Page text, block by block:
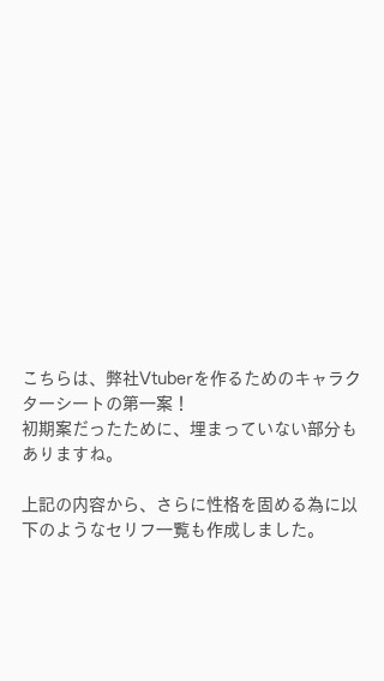
こちらは、弊社Vtuberを作るためのキャラク
ターシートの第一案！
初期案だったために、埋まっていない部分も
ありますね。
上記の内容から、さらに性格を固める為に以
下のようなセリフ一覧も作成しました。